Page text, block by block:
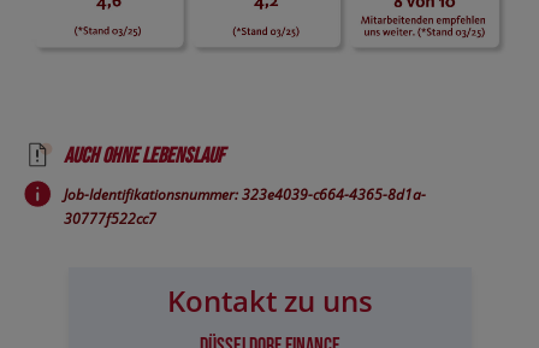
Auch ohne Lebenslauf
Job-Identifikationsnummer: 323e4039-c664-4365-8d1a-
30777f522cc7
Kontakt zu uns